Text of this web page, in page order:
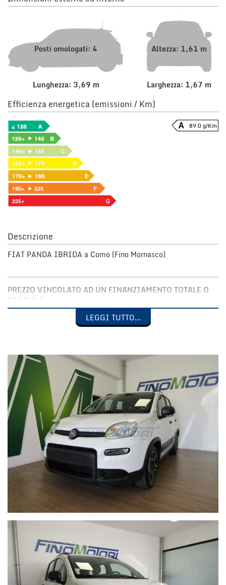
Posti omologati: 4
Lunghezza: 3,69 m
Altezza: 1,61 m
Larghezza: 1,67 m
Efficienza energetica (emissioni / Km)
89.0 g/Km
Descrizione
FIAT PANDA IBRIDA a Como (Fino Mornasco)
PREZZO VINCOLATO AD UN FINANZIAMENTO TOTALE O
PARZIALE
IMPORTO MINIMO FINANZIABILE EURO 10.000,00
DURATA MINIMA 48 MESI
FIAT NUOVA PANDA IBRIDA CITY LIFE
KM PERCORSI CERTIFICATI IN FATTURA
DOTAZIONE:
LUCI DIURNE
CLIMATIZZATORE
AUTORADIO TOUCHSCREEN
INGRESSO USB
TELEFONO BLEUTOOTH
ANDROID AUTO
VOLANTE MULTIFUNZIONE
COMPUTER DI BORDO
ALZACRISTALLI ELETTRICI
SEDILI IN TESSUTO
VERNICE PASTELLO BIANCO
LEGGI TUTTO...